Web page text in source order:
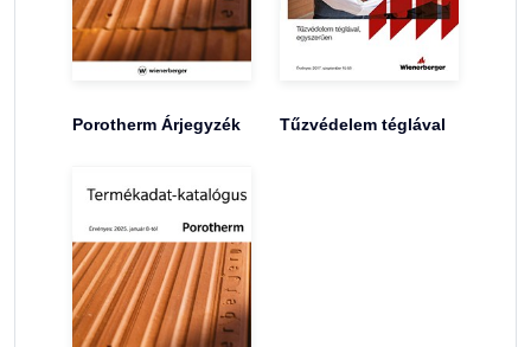
Porotherm Árjegyzék Tűzvédelem téglával